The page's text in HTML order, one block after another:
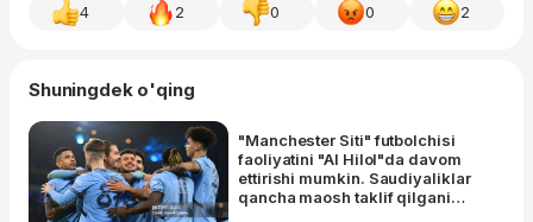
4 2 0 0 2
Shuningdek o'qing
"Manchester Siti" futbolchisi
faoliyatini "Al Hilol"da davom
ettirishi mumkin. Saudiyaliklar
qancha maosh taklif qilgani